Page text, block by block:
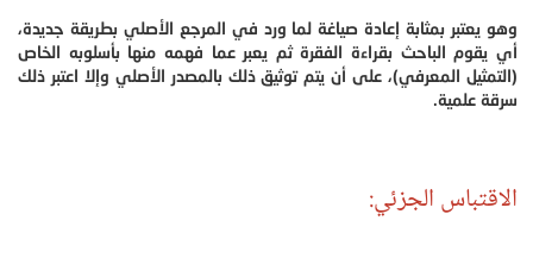
وهو يعتبر بمثابة إعادة صياغة لما ورد في المرجع الأصلي بطريقة جديدة،
أي يقوم الباحث بقراءة الفقرة ثم يعبر عما فهمه منها بأسلوبه الخاص
(التمثيل المعرفي)، على أن يتم توثيق ذلك بالمصدر الأصلي وإلا اعتبر ذلك
سرقة علمية.
الاقتباس الجزئي: